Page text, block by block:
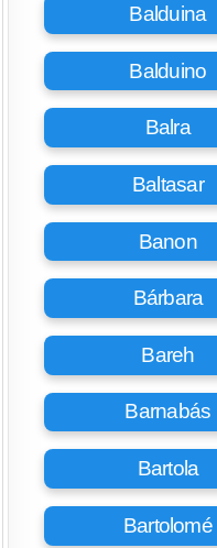
Balduina
Balduino
Balra
Baltasar
Banon
Bárbara
Bareh
Barnabás
Bartola
Bartolomé